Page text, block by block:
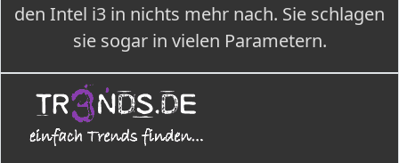
den Intel i3 in nichts mehr nach. Sie schlagen
sie sogar in vielen Parametern.